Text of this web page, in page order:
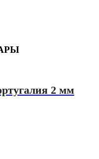
2 мм